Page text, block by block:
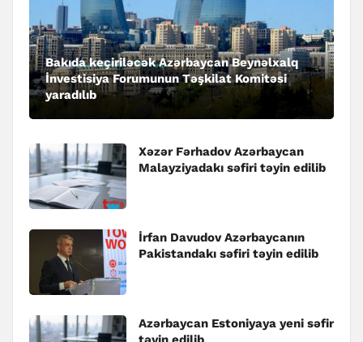
Bakıda keçiriləcək Azərbaycan Beynəlxalq
İnvestisiya Forumunun Təşkilat Komitəsi
yaradılıb
Xəzər Fərhadov Azərbaycan
Malayziyadakı səfiri təyin edilib
İrfan Davudov Azərbaycanın
Pakistandakı səfiri təyin edilib
Azərbaycan Estoniyaya yeni səfir